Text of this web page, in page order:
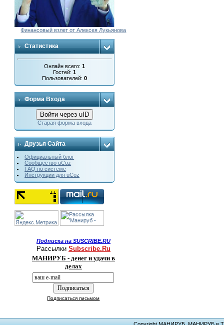
Финансовый взлет от Алексея Лукьянова
Статистика
Онлайн всего:1
Гостей:1
Пользователей:0
Форма Входа
Войти через uID
Старая форма входа
Друзья Сайта
Официальный блог
Сообщество uCoz
FAQ по системе
Инструкции для uCoz
Подписка на SUSCRIBE.RU
Рассылки Subscribe.Ru
МАНИРУБ - денег и удачи в
делах
Подписаться письмом